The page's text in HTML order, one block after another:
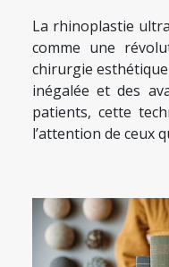
La rhinoplastie
comme une
chirurgie
inégalée et des
patients, cette
l’attention de ceux